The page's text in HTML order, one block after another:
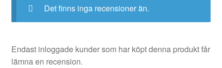
Det finns inga recensioner än.
Endast inloggade kunder som har köpt denna produkt får
lämna en recension.